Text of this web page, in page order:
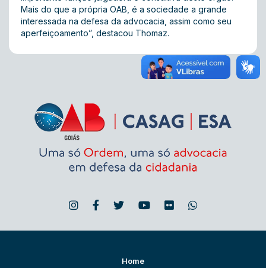
Mais do que a própria OAB, é a sociedade a grande
interessada na defesa da advocacia, assim como seu
aperfeiçoamento”, destacou Thomaz.
Home